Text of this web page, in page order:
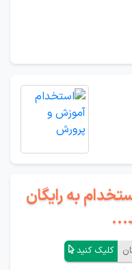
به رایگان
کلیک کنید